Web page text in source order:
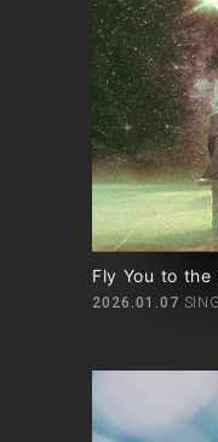
Fly You to the
2026.01.07